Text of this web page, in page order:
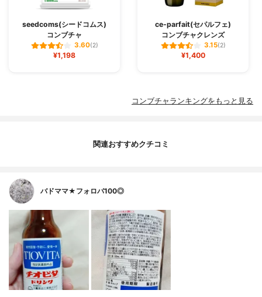
seedcoms(シードコムス)
コンブチャ
3.60(2)
¥1,198
ce-parfait(セパルフェ)
コンブチャクレンズ
3.15(2)
¥1,400
コンブチャランキングをもっと見る
関連おすすめクチコミ
バドママ★フォロバ100◎